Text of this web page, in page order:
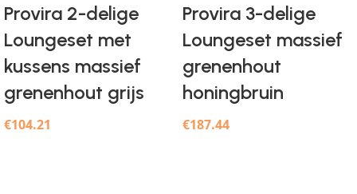
Provira 2-delige
Loungeset met
kussens massief
grenenhout grijs
€104.21
Provira 3-delige
Loungeset massief
grenenhout
honingbruin
€187.44